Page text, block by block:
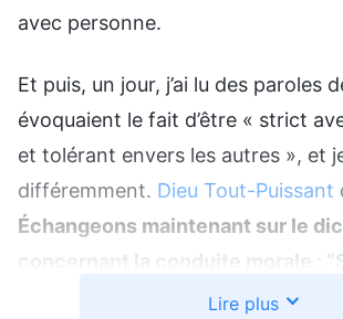
avec personne.
Et puis, un jour, j’ai lu des paroles
évoquaient le fait d’être « strict
et tolérant envers les autres », et
différemment. Dieu Tout-Puissant
Échangeons maintenant sur le
concernant la conduite morale :
avec toi-même et tolérant envers
Lire plus